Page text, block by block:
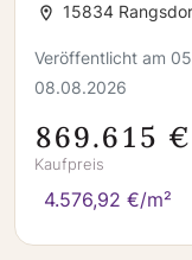
15834
Veröffentlicht am
08.08.2026
869.615 €
Kaufpreis
4.576,92 €/m²